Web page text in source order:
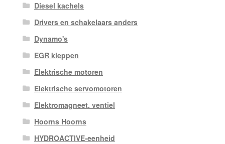
Diesel kachels
Drivers en schakelaars anders
Dynamo's
EGR kleppen
Elektrische motoren
Elektrische servomotoren
Elektromagneet. ventiel
Hoorns Hoorns
HYDROACTIVE-eenheid